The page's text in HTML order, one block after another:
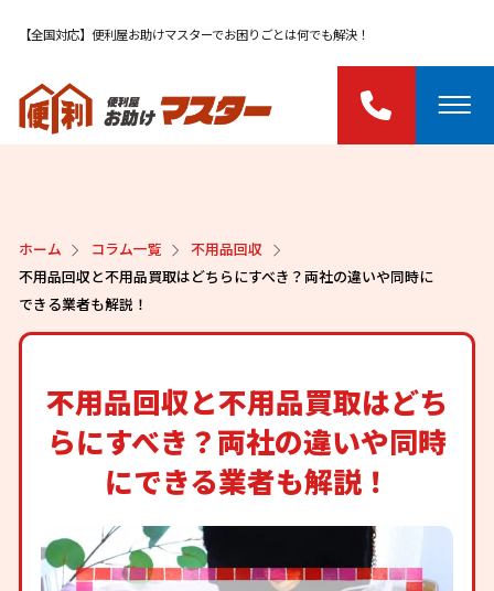
【全国対応】便利屋お助けマスターでお困りごとは何でも解決！
ホーム コラム一覧
不用品回収
不用品回収と不用品買取はどちらにすべき？両社の違いや同時に
できる業者も解説！
不用品回収と不用品買取はどち
らにすべき？両社の違いや同時
にできる業者も解説！